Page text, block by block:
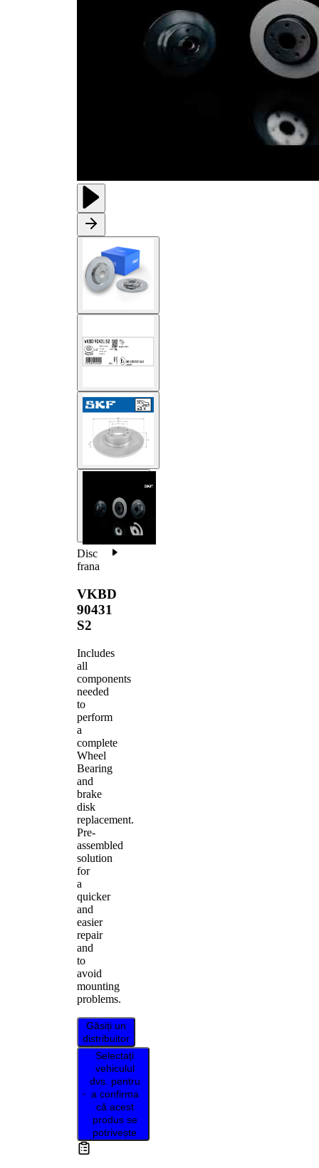
Disc
frana
VKBD
90431
S2
Includes
all
components
needed
to
perform
a
complete
Wheel
Bearing
and
brake
disk
replacement.
Pre-
assembled
solution
for
a
quicker
and
easier
repair
and
to
avoid
mounting
problems.
Găsiți un
distribuitor
Selectați
vehiculul
dvs. pentru
a confirma
că acest
produs se
potrivește